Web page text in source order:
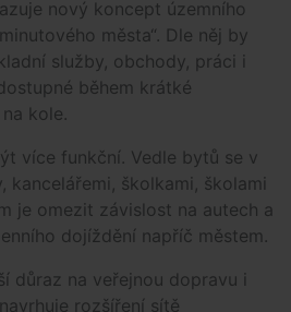
nový koncept územního
města“. Dle něj by
služby, obchody, práci i
během krátké
kole.
více funkční. Vedle bytů se v
školkami, školami
je omezit závislost na autech a
dojíždění napříč městem.
důraz na veřejnou dopravu i
rozšíření sítě